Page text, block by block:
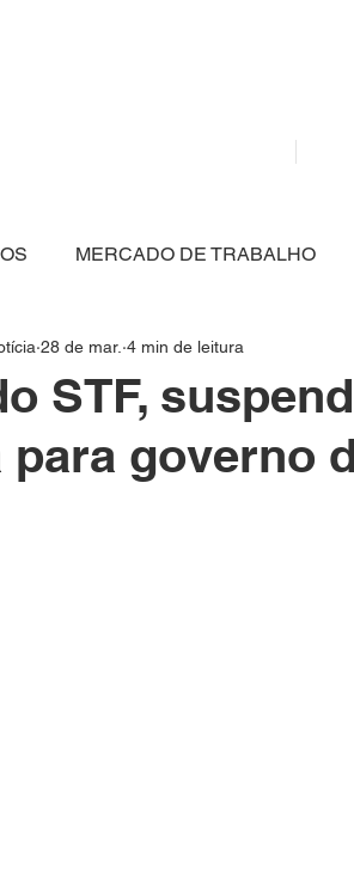
MERCADO DE TRABALHO
CULTURA POLÍTICA
ARTIGO NITERÓI
STF,
governo
28 de mar. 4 min de leitura